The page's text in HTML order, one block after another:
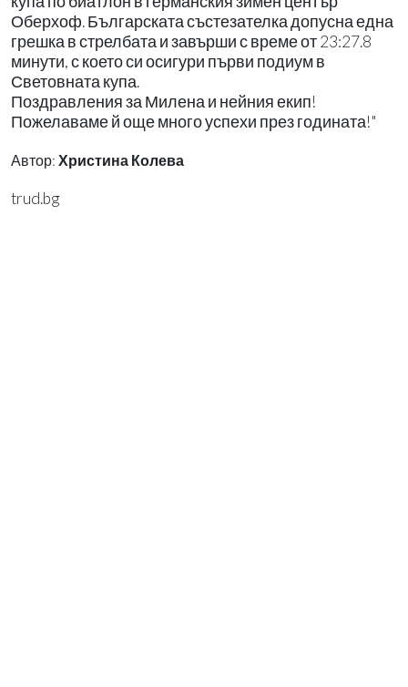
Оберхоф. Българската състезателка допусна една
грешка в стрелбата и завърши с време от 23:27.8
минути, с което си осигури първи подиум в
Световната купа.
Поздравления за Милена и нейния екип!
Пожелаваме й още много успехи през годината!"
Автор: Христина Колева
trud.bg